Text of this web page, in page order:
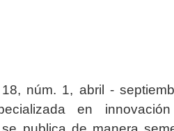
núm. 1, abril -
en